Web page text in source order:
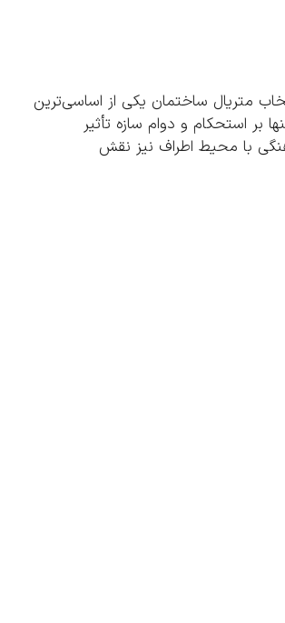
متریال ساختمان یکی از اساسی‌ترین
استحکام و دوام سازه تأثیر
با محیط اطراف نیز نقش